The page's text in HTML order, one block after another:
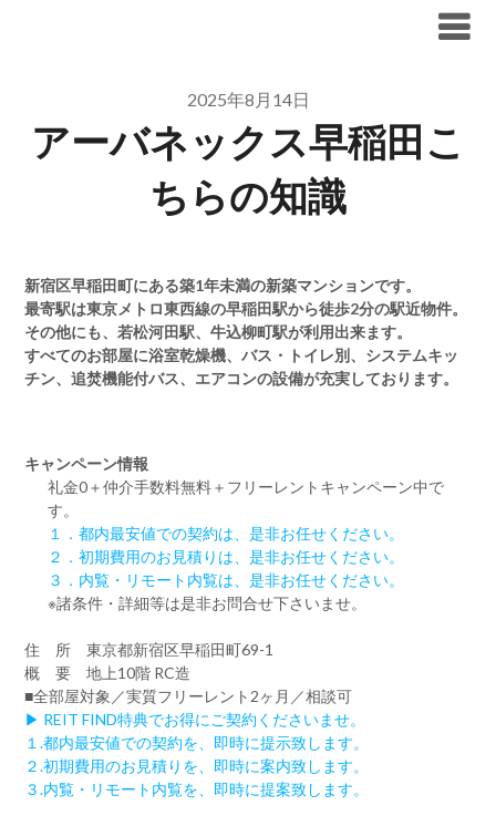
2025年8月14日
アーバネックス早稲田こ
ちらの知識
新宿区早稲田町にある築1年未満の新築マンションです。
最寄駅は東京メトロ東西線の早稲田駅から徒歩2分の駅近物件。
その他にも、若松河田駅、牛込柳町駅が利用出来ます。
すべてのお部屋に浴室乾燥機、バス・トイレ別、システムキッ
チン、追焚機能付バス、エアコンの設備が充実しております。
キャンペーン情報
礼金0＋仲介手数料無料＋ フリーレント キャンペーン中で
す。
１．都内最安値での契約は、是非お任せください。
２．初期費用のお見積りは、是非お任せください。
３．内覧・リモート内覧は、是非お任せください。
※諸条件・詳細等は是非お問合せ下さいませ。
住 所 東京都新宿区早稲田町69-1
概 要 地上10階 RC造
■全部屋対象／実質フリーレント2ヶ月／相談可
▶ REIT FIND特典でお得にご契約くださいませ。
１.都内最安値での契約を、即時に提示致します。
２.初期費用のお見積りを、即時に案内致します。
３.内覧・リモート内覧を、即時に提案致します。